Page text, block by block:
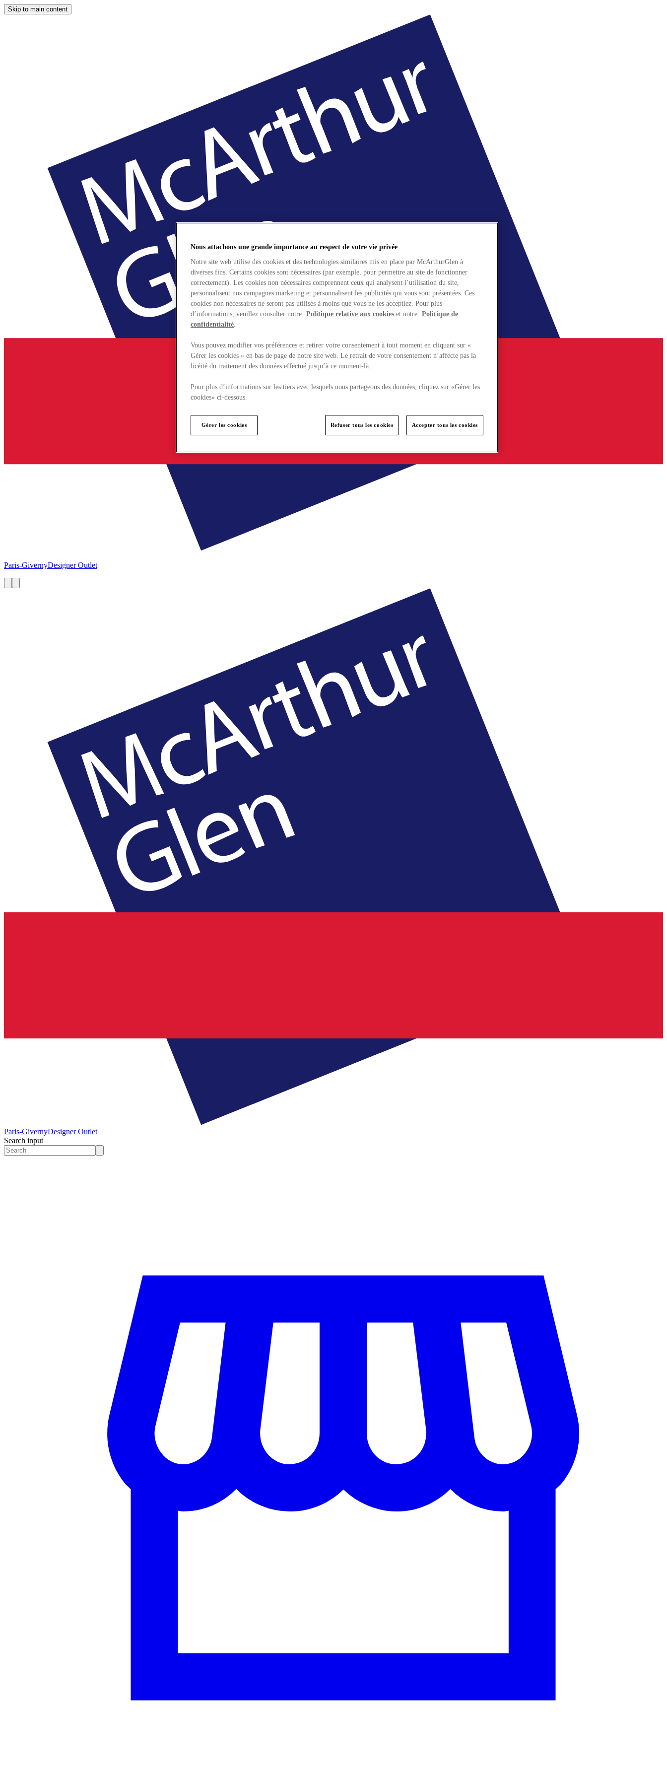
Skip to main content
Paris-GivernyDesigner Outlet
Paris-GivernyDesigner Outlet
Search input
Nous attachons une grande importance au respect de votre vie privée
Notre site web utilise des cookies et des technologies similaires mis en place par McArthurGlen à
diverses fins. Certains cookies sont nécessaires (par exemple, pour permettre au site de fonctionner
correctement). Les cookies non nécessaires comprennent ceux qui analysent l’utilisation du site,
personnalisent nos campagnes marketing et personnalisent les publicités qui vous sont présentées. Ces
cookies non nécessaires ne seront pas utilisés à moins que vous ne les acceptiez. Pour plus
d’informations, veuillez consulter notre Politique relative aux cookies et notre Politique de
confidentialité.
Vous pouvez modifier vos préférences et retirer votre consentement à tout moment en cliquant sur «
Gérer les cookies » en bas de page de notre site web. Le retrait de votre consentement n’affecte pas la
licéité du traitement des données effectué jusqu’à ce moment-là.
Pour plus d’informations sur les tiers avec lesquels nous partageons des données, cliquez sur «Gérer les
cookies» ci-dessous.
Gérer les cookies Refuser tous les cookies Accepter tous les cookies